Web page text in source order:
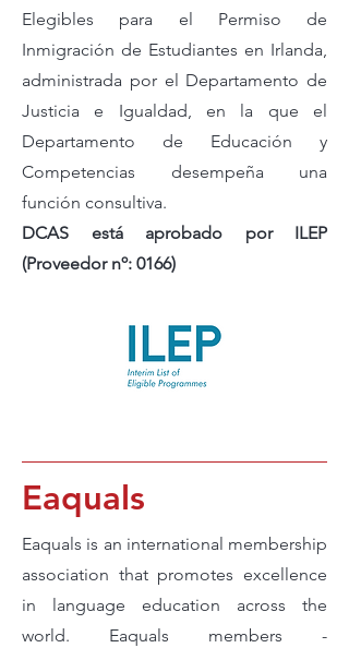
Elegibles para el Permiso de
Inmigración de Estudiantes en Irlanda,
administrada por el Departamento de
Justicia e Igualdad, en la que el
Departamento de Educación y
Competencias desempeña una
función consultiva.
DCAS está aprobado por ILEP
(Proveedor nº: 0166)
Eaquals
Eaquals is an international membership
association that promotes excellence
in language education across the
world. Eaquals members -